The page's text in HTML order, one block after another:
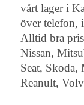
vårt lager i
över telefon,
Alltid bra
Nissan,
Seat, Skoda,
Reanult,